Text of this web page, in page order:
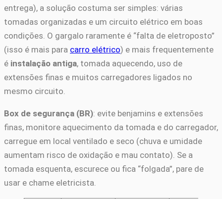
entrega), a solução costuma ser simples: várias
tomadas organizadas e um circuito elétrico em boas
condições. O gargalo raramente é “falta de eletroposto”
(isso é mais para carro elétrico) e mais frequentemente
é instalação antiga, tomada aquecendo, uso de
extensões finas e muitos carregadores ligados no
mesmo circuito.
Box de segurança (BR): evite benjamins e extensões
finas, monitore aquecimento da tomada e do carregador,
carregue em local ventilado e seco (chuva e umidade
aumentam risco de oxidação e mau contato). Se a
tomada esquenta, escurece ou fica “folgada”, pare de
usar e chame eletricista.